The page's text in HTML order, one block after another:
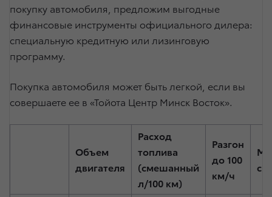
покупку автомобиля, предложим выгодные
финансовые инструменты официального дилера:
специальную кредитную или лизинговую
программу.
Покупка автомобиля может быть легкой, если вы
совершаете ее в «Тойота Центр Минск Восток».
Объем
двигателя
Расход
топлива
(смешанный
л/100 км)
Разгон
до 100
км/ч